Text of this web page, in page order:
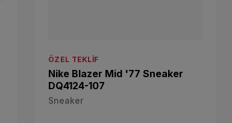
ÖZEL TEKLIF
Nike Blazer Mid '77 Sneaker
DQ4124-107
Sneaker